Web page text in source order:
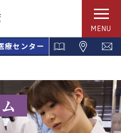
MENU
療センター